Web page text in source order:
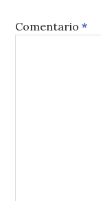
Comentario*